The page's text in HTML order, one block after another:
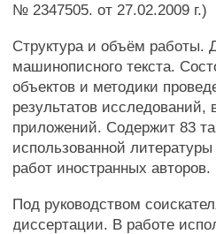
№ 2347505. от 27.02.2009 г.)
Структура и объём работы.
машинописного текста.
объектов и методики
результатов
приложений. Содержит 83
использованной
работ иностранных авторов.
Под руководством
диссертации. В работе